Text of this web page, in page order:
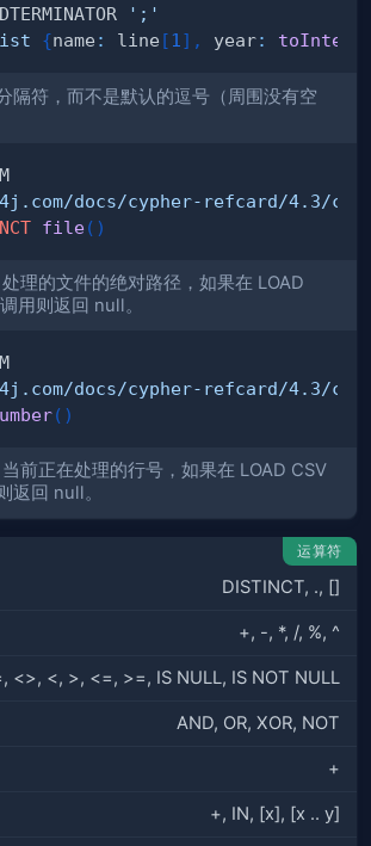
';'
{name : line [1 ] , year:
隔符，而不是默认的逗号（周围没有空
docs/cypher-refcard/4.3/
file( )
理的文件的绝对路径，如果在 LOAD
用则返回 null。
docs/cypher-refcard/4.3/
( )
前正在处理的行号，如果在 LOAD CSV
返回 null。
运算符
DISTINCT, ., []
+, -, *, /, %, ^
<>, <, >, <=, >=, IS NULL, IS NOT NULL
AND, OR, XOR, NOT
+
+, IN, [x], [x .. y]